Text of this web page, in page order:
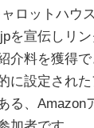
ロットハウ
を宣伝しリ
介料を獲得
に設定され
る、Amazon